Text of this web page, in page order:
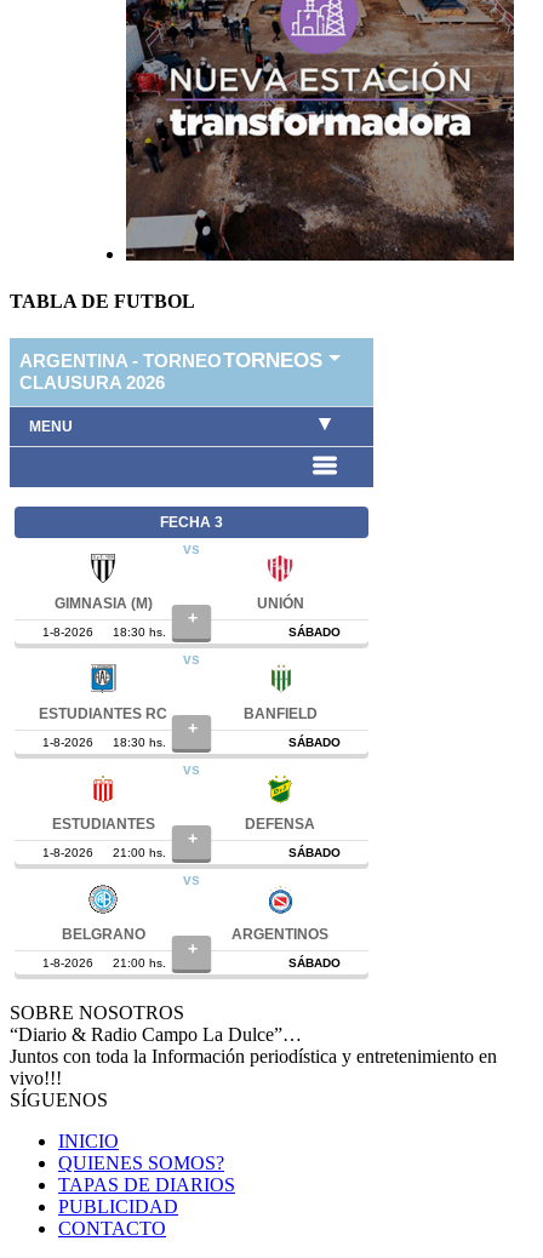
TABLA DE FUTBOL
SOBRE NOSOTROS
“Diario & Radio Campo La Dulce”…
Juntos con toda la Información periodística y entretenimiento en
vivo!!!
SÍGUENOS
INICIO
QUIENES SOMOS?
TAPAS DE DIARIOS
PUBLICIDAD
CONTACTO